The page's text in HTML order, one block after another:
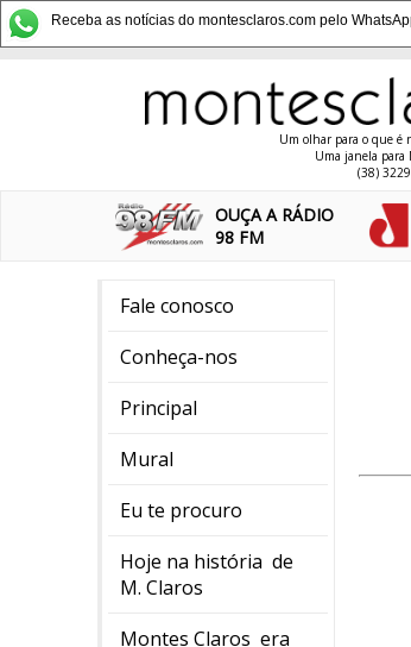
Receba as notícias do montesclaros.com pelo
Um olhar para o que é
Uma janela para
(38)
OUÇA A RÁDIO
98 FM
Fale conosco
Conheça-nos
Principal
Mural
Eu te procuro
Hoje na história de
M. Claros
Montes Claros era